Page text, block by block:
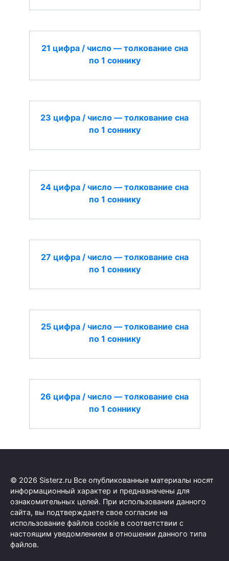
21 цифра / число — толкование сна
по 1 соннику
23 цифра / число — толкование сна
по 1 соннику
24 цифра / число — толкование сна
по 1 соннику
27 цифра / число — толкование сна
по 1 соннику
25 цифра / число — толкование сна
по 1 соннику
26 цифра / число — толкование сна
по 1 соннику
© 2026 Sisterz.ru Все опубликованные материалы носят
информационный характер и предназначены для
ознакомительных целей. При использовании данного
сайта, вы подтверждаете свое согласие на
использование файлов cookie в соответствии с
настоящим уведомлением в отношении данного типа
файлов.